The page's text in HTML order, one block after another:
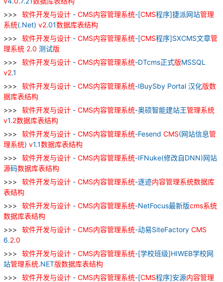
软件开发与设计 - CMS内容管理系统-[CMS程序]捷派网站管理
系统(.Net) v2.01数据库表结构
软件开发与设计 - CMS内容管理系统-[CMS程序]SXCMS文章管
理系统 2.0 测试版
软件开发与设计 - CMS内容管理系统-DTcms正式版MSSQL
v2.1
软件开发与设计 - CMS内容管理系统-IBuySby Portal 汉化版数
据库表结构
软件开发与设计 - CMS内容管理系统-奥硕智能建站王管理系统
v1.2数据库表结构
软件开发与设计 - CMS内容管理系统-Fesend CMS(网站信息管
理系统) v1.1数据库表结构
软件开发与设计 - CMS内容管理系统-IFNuke(修改自DNN)网站
源码数据库表结构
软件开发与设计 - CMS内容管理系统-逐迹内容管理系统数据库
表结构
软件开发与设计 - CMS内容管理系统-NetFocus最新版cms系统
数据库表结构
软件开发与设计 - CMS内容管理系统-动易SiteFactory CMS
6.2.0
软件开发与设计 - CMS内容管理系统-[学校班级]HIWEB学校网
站管理系统.NET版数据库表结构
软件开发与设计 - CMS内容管理系统-[CMS程序]安源内容管理